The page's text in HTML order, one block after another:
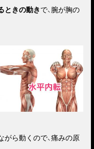
ときの動きで、腕が胸の
ら動くので、痛みの原